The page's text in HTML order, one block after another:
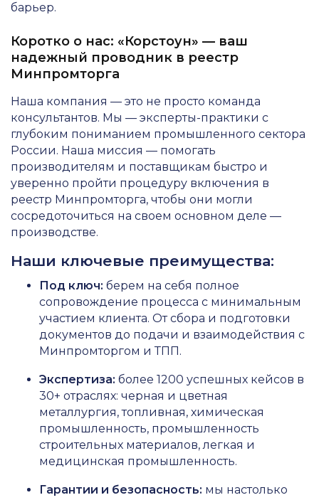
барьер.
Коротко о нас: «Корстоун» — ваш
надежный проводник в реестр
Минпромторга
Наша компания — это не просто команда
консультантов. Мы — эксперты-практики с
глубоким пониманием промышленного сектора
России. Наша миссия — помогать
производителям и поставщикам быстро и
уверенно пройти процедуру включения в
реестр Минпромторга, чтобы они могли
сосредоточиться на своем основном деле —
производстве.
Наши ключевые преимущества:
Под ключ: берем на себя полное
сопровождение процесса с минимальным
участием клиента. От сбора и подготовки
документов до подачи и взаимодействия с
Минпромторгом и ТПП.
Экспертиза: более 1200 успешных кейсов в
30+ отраслях: черная и цветная
металлургия, топливная, химическая
промышленность, промышленность
строительных материалов, легкая и
медицинская промышленность.
Гарантии и безопасность: мы настолько